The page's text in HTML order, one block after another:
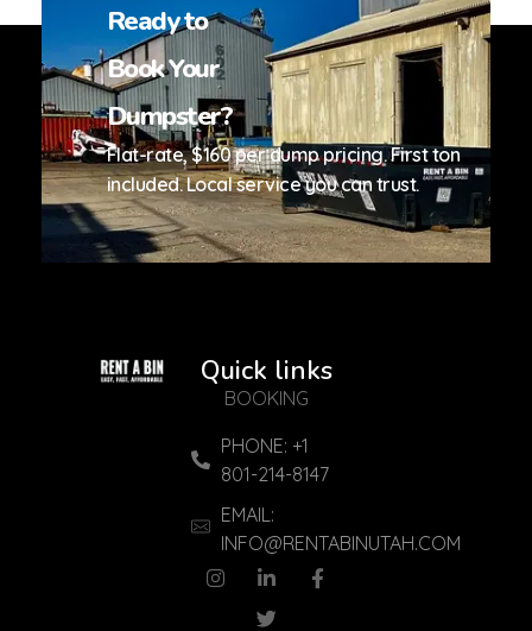
Ready to
Book Your
Dumpster?
Flat-rate, $160 per dump pricing. First ton
included. Local service you can trust.
Quick links
BOOKING
PHONE: +1
801-214-8147
EMAIL:
INFO@RENTABINUTAH.COM